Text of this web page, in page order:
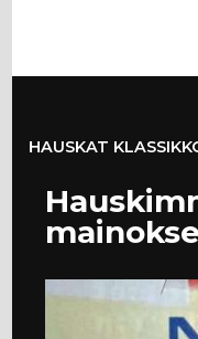
HAUSKAT